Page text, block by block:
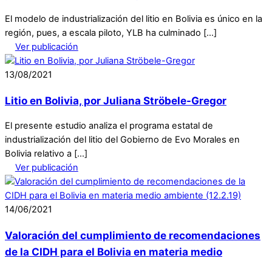
El modelo de industrialización del litio en Bolivia es único en la
región, pues, a escala piloto, YLB ha culminado […]
Ver publicación
13/08/2021
Litio en Bolivia, por Juliana Ströbele-Gregor
El presente estudio analiza el programa estatal de
industrialización del litio del Gobierno de Evo Morales en
Bolivia relativo a […]
Ver publicación
14/06/2021
Valoración del cumplimiento de recomendaciones
de la CIDH para el Bolivia en materia medio